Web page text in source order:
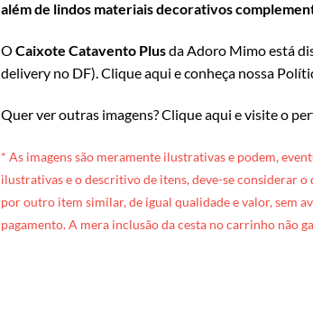
além de lindos materiais decorativos
O Caixote Catavento Plusda Adoro Mimo está
delivery no DF).Clique aqui e conheça nossa
Quer ver outras imagens?Clique aqui e visite o
* As imagens são meramente ilustrativas e podem,
ilustrativas e o descritivo de itens, deve-se considerar
por outro item similar, de igual qualidade e valor, sem
pagamento. A mera inclusão da cesta no carrinho não